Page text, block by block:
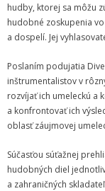
- Nepedagogickí
zamestnancov
Vyučované odbory
- Hudobný odbor
- Výtvarný odbor
- Tanečný odbor
hudby, ktorej sa môžu
hudobné zoskupenia
a dospelí. Jej
Poslaním podujatia
inštrumentalistov v
rozvíjať ich umeleckú a
a konfrontovať ich
oblasť záujmovej
Súčasťou súťažnej
hudobných diel
a zahraničných